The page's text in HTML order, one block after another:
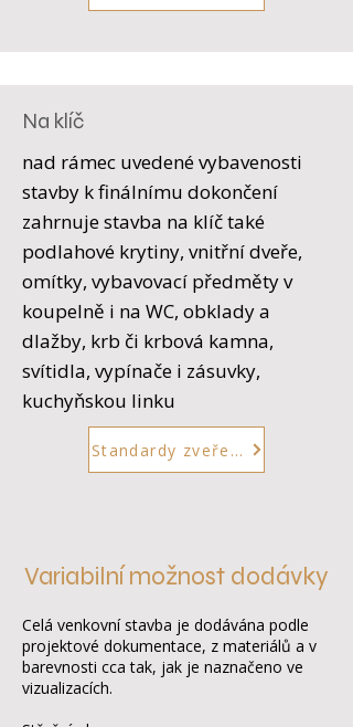
Na klíč
nad rámec uvedené vybavenosti
stavby k finálnímu dokončení
zahrnuje stavba na klíč také
podlahové krytiny, vnitřní dveře,
omítky, vybavovací předměty v
koupelně i na WC, obklady a
dlažby, krb či krbová kamna,
svítidla, vypínače i zásuvky,
kuchyňskou linku
Standardy zveřejníme
Variabilní možnost dodávky
Celá venkovní stavba je dodávána podle
projektové dokumentace, z materiálů a v
barevnosti cca tak, jak je naznačeno ve
vizualizacích.